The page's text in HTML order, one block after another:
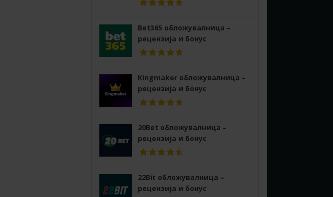
Bet365 обложувалница –
рецензија и бонус
Kingmaker обложувалница –
рецензија и бонус
20Bet обложувалница –
рецензија и бонус
22Bit обложувалница –
рецензија и бонус